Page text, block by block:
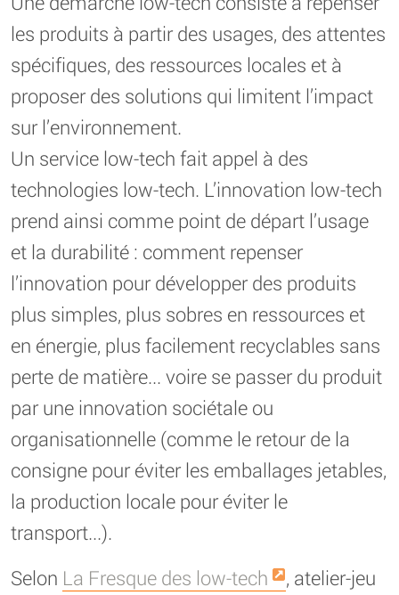
les produits à partir des usages, des attentes
spécifiques, des ressources locales et à
proposer des solutions qui limitent l’impact
sur l’environnement.
Un service low-tech fait appel à des
technologies low-tech. L’innovation low-tech
prend ainsi comme point de départ l’usage
et la durabilité : comment repenser
l’innovation pour développer des produits
plus simples, plus sobres en ressources et
en énergie, plus facilement recyclables sans
perte de matière... voire se passer du produit
par une innovation sociétale ou
organisationnelle (comme le retour de la
consigne pour éviter les emballages jetables,
la production locale pour éviter le
transport...).
Selon La Fresque des low-tech
, atelier-jeu